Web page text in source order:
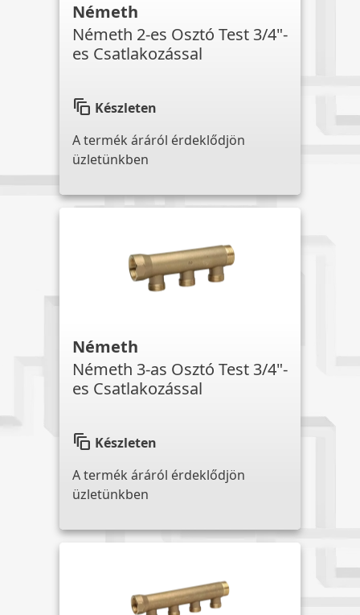
Németh
Németh 2-es Osztó Test 3/4"-
es Csatlakozással
auto_awesome_motion Készleten
A termék áráról érdeklődjön
üzletünkben
Németh
Németh 3-as Osztó Test 3/4"-
es Csatlakozással
auto_awesome_motion Készleten
A termék áráról érdeklődjön
üzletünkben